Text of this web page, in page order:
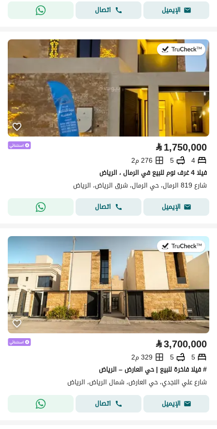
الإيميل
اتصال
⃁1,750,000
4
5
276 م2
فيلا 4 غرف نوم للبيع في الرمال ، الرياض
شارع 819 الرمال، حي الرمال، شرق الرياض، الرياض
الإيميل
اتصال
في:27 يوليو 2026
⃁3,700,000
5
5
329 م2
# فيلا فاخرة للبيع | حي العارض – الرياض
شارع علي النجدي، حي العارض، شمال الرياض، الرياض
الإيميل
اتصال